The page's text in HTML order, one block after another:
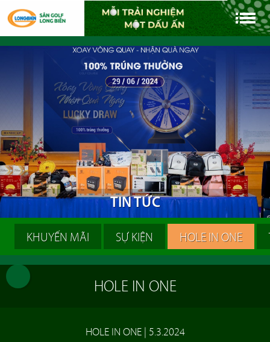
TINTỨC
KHUYẾN MÃI SỰ KIỆN HOLE IN ONE
HOLE IN ONE
HOLE IN ONE | 5.3.2024